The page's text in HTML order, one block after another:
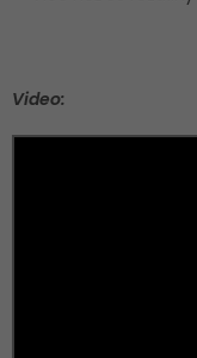
Video: